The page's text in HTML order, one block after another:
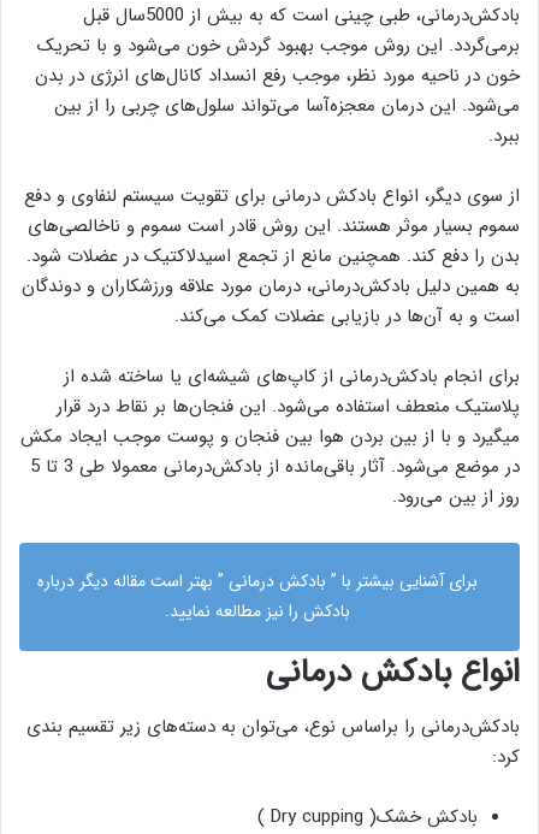
بادکش‌درمانی، طبی چینی است که به بیش از 5000سال قبل
برمی‌گردد. این روش موجب بهبود گردش خون می‌شود و با تحریک
خون در ناحیه مورد نظر، موجب رفع انسداد کانال‌های انرژی در بدن
می‌شود. این درمان معجزه‌آسا می‌تواند سلول‌های چربی را از بین
ببرد.
از سوی دیگر، انواع بادکش درمانی برای تقویت سیستم لنفاوی و دفع
سموم بسیار موثر هستند. این روش قادر است سموم و ناخالصی‌های
بدن را دفع کند. همچنین مانع از تجمع اسیدلاکتیک در عضلات شود.
به همین دلیل بادکش‌درمانی، درمان مورد علاقه ورزشکاران و دوندگان
است و به آن‌ها در بازیابی عضلات کمک می‌کند.
برای انجام بادکش‌درمانی از کاپ‌های شیشه‌ای یا ساخته شده از
پلاستیک منعطف استفاده می‌شود. این فنجان‌ها بر نقاط درد قرار
میگیرد و با از بین بردن هوا بین فنجان و پوست موجب ایجاد مکش
در موضع می‌شود. آثار باقی‌مانده از بادکش‌درمانی معمولا طی 3 تا 5
روز از بین می‌رود.
برای آشنایی بیشتر با ” بادکش درمانی ” بهتر است مقاله دیگر درباره
بادکش را نیز مطالعه نمایید.
انواع بادکش درمانی
بادکش‌درمانی را براساس نوع، می‌توان به دسته‌های زیر تقسیم بندی
کرد:
بادکش خشک( Dry cupping
)